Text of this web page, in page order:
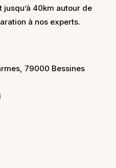
40km autour de
à nos experts.
79000 Bessines